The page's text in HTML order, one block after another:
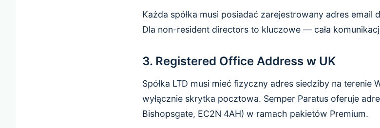
Każda spółka musi posiadać zarejestrowany adres email
Dla non-resident directors to kluczowe — cała
3. Registered Office Address w UK
Spółka LTD musi mieć fizyczny adres siedziby na terenie
wyłącznie skrytka pocztowa. Semper Paratus oferuje
Bishopsgate, EC2N 4AH) w ramach pakietów Premium.